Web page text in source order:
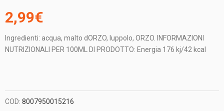
2,99€
Ingredienti: acqua, malto dORZO, luppolo, ORZO. INFORMAZIONI
NUTRIZIONALI PER 100ML DI PRODOTTO: Energia 176 kj/42 kcal
COD: 8007950015216